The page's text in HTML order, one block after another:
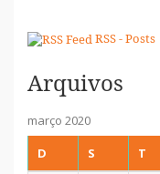
RSS - Posts
Arquivos
março 2020
D
S T